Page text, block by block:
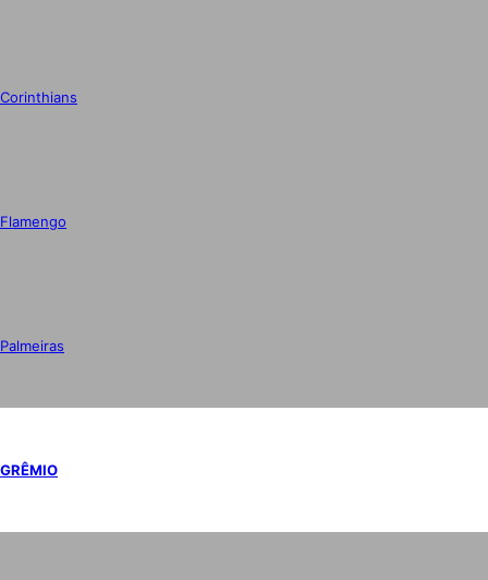
Corinthians
Flamengo
Palmeiras
GRÊMIO